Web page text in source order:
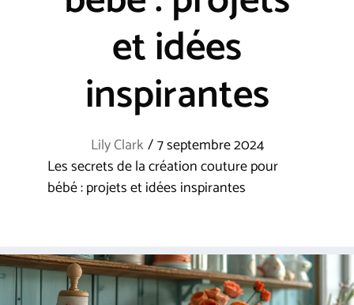
et idées
inspirantes
Lily Clark/7 septembre 2024
Les secrets de la création couture pour
bébé : projets et idées inspirantes